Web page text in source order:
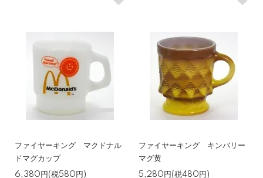
ファイヤーキング マクドナル
ドマグカップ
6,380円(税580円)
ファイヤーキング キンバリー
マグ黄
5,280円(税480円)